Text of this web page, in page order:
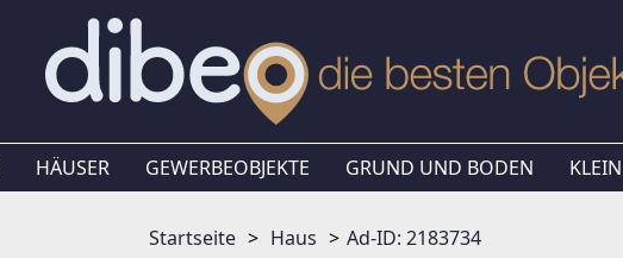
HÄUSER GEWERBEOBJEKTE GRUND UND BODEN
Startseite Haus Ad-ID: 2183734